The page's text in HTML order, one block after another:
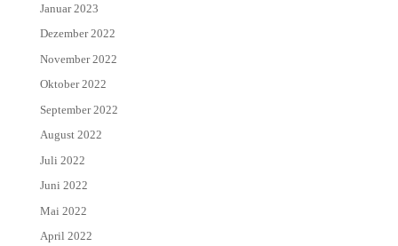
Januar 2023
Dezember 2022
November 2022
Oktober 2022
September 2022
August 2022
Juli 2022
Juni 2022
Mai 2022
April 2022